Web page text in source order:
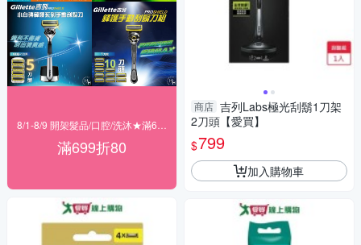
滿699折80
商店 吉列Labs極光刮鬍1刀架
2刀頭【愛買】
$799
加入購物車